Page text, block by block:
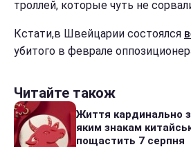
троллей, которые чуть не
Кстати,в Швейцарии состоялся
убитого в феврале
Читайте також
Життя кардинально
яким знакам
пощастить 7 серпня